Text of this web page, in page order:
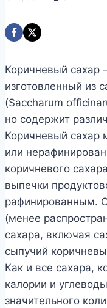
Коричневый сахар
изготовленный из
(Saccharum
но содержит
Коричневый
или
коричневого
выпечки
рафинированным.
(менее
сахара, включая
сыпучий
Как и все сахара,
калории и
значительного